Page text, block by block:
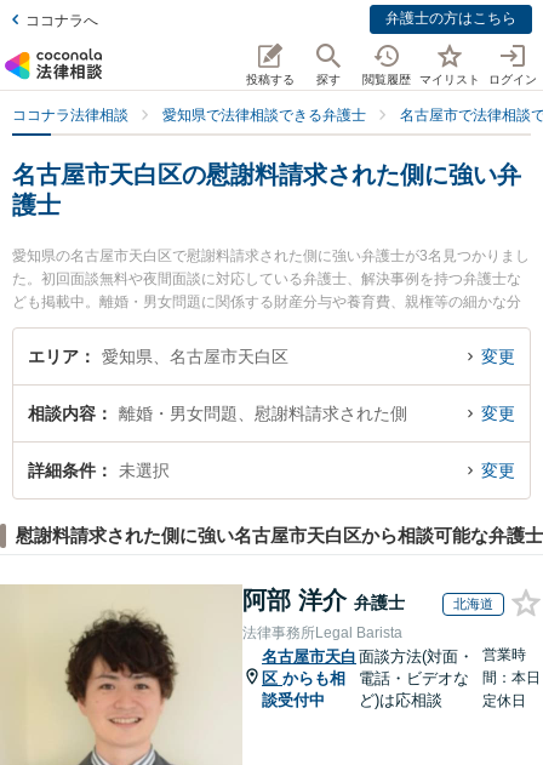
ココナラへ 弁護士の方はこちら
投稿する 探す 閲覧履歴 マイリスト ログイン
ココナラ法律相談 愛知県で法律相談できる弁護士 名古屋市で法律相談
名古屋市天白区の慰謝料請求された側に強い弁
護士
愛知県の名古屋市天白区で慰謝料請求された側に強い弁護士が3名見つかりまし
た。初回面談無料や夜間面談に対応している弁護士、解決事例を持つ弁護士な
ども掲載中。離婚・男女問題に関係する財産分与や養育費、親権等の細かな分
野での絞り込み検索もでき便利です。特に野並駅前法律事務所の田口 博貴弁護
士や弁護士法人名古屋南部法律事務所 平針事務所の林 翔太弁護士、すぎうら法
側のトラブルを今すぐに弁護士に相談したい』『慰謝料請求された側のトラブ
ル解決の実績豊富な近くの弁護士を検索したい』『初回相談無料で慰謝料請求
された側を法律相談できる名古屋市天白区内の弁護士に相談予約したい』など
エリア 愛知県、名古屋市天白区 変更
相談内容 離婚・男女問題、慰謝料請求された側 変更
詳細条件 未選択 変更
慰謝料請求された側に強い名古屋市天白区から相談可能な弁護士
阿部 洋介 弁護士 北海道
法律事務所Legal Barista
名古屋市天白
区 からも相
談受付中
面談方法(対面・
電話・ビデオな
ど)は応相談
営業時
間：本日
定休日